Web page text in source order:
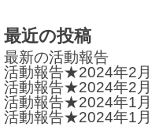
ョ
ン
最近の投稿
最新の活動報告
活動報告★2024年2月
活動報告★2024年2月
活動報告★2024年1月
活動報告★2024年1月